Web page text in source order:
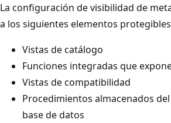
La configuración de visibilidad de
a los siguientes elementos
Vistas de catálogo
Funciones integradas que
Vistas de compatibilidad
Procedimientos almacenados
base de datos